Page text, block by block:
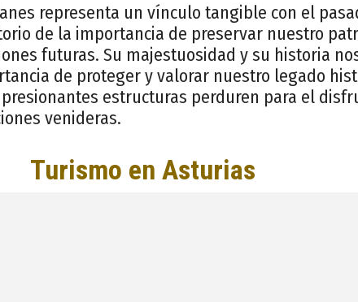
representa un vínculo tangible con el
de la importancia de preservar nuestro
futuras. Su majestuosidad y su historia
de proteger y valorar nuestro legado
estructuras perduren para el
venideras.